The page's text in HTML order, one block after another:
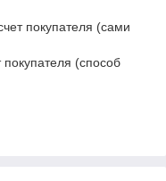
покупателя (сами
покупателя (способ